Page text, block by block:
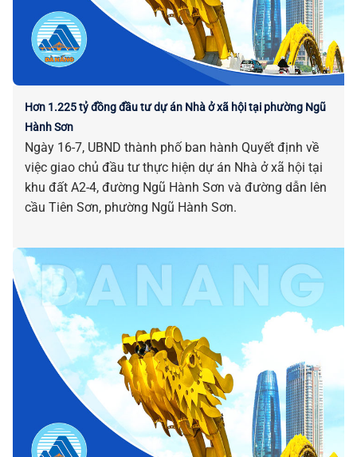
Hơn 1.225 tỷ đồng đầu tư dự án Nhà ở xã hội tại phường Ngũ
Hành Sơn
Ngày 16-7, UBND thành phố ban hành Quyết định về
việc giao chủ đầu tư thực hiện dự án Nhà ở xã hội tại
khu đất A2-4, đường Ngũ Hành Sơn và đường dẫn lên
cầu Tiên Sơn, phường Ngũ Hành Sơn.